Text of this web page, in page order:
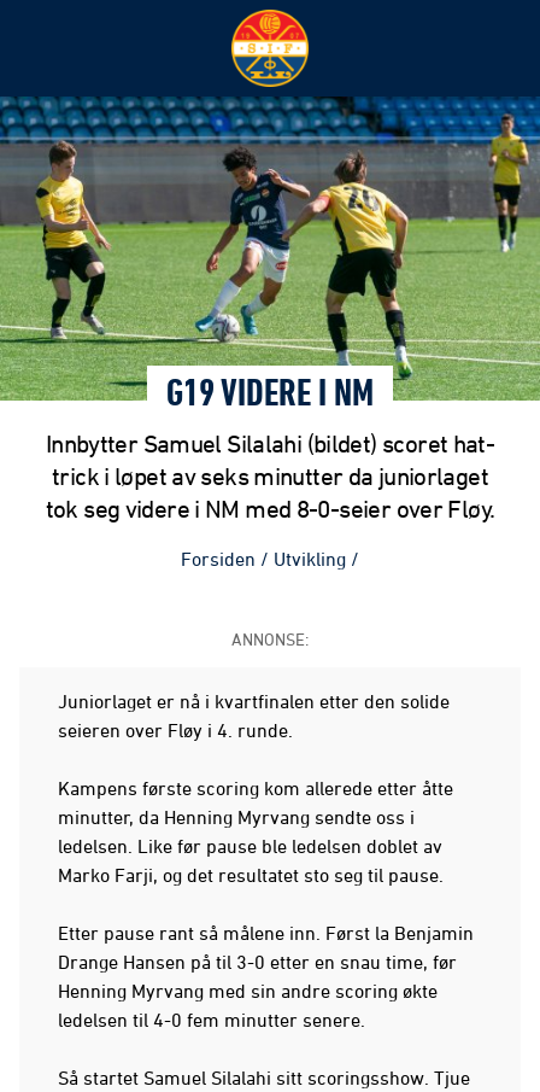
G19 VIDERE I NM
Innbytter Samuel Silalahi (bildet) scoret hat-
trick i løpet av seks minutter da juniorlaget
tok seg videre i NM med 8-0-seier over Fløy.
Forsiden / Utvikling /
ANNONSE:
Juniorlaget er nå i kvartfinalen etter den solide
seieren over Fløy i 4. runde.
Kampens første scoring kom allerede etter åtte
minutter, da Henning Myrvang sendte oss i
ledelsen. Like før pause ble ledelsen doblet av
Marko Farji, og det resultatet sto seg til pause.
Etter pause rant så målene inn. Først la Benjamin
Drange Hansen på til 3-0 etter en snau time, før
Henning Myrvang med sin andre scoring økte
ledelsen til 4-0 fem minutter senere.
Så startet Samuel Silalahi sitt scoringsshow. Tjue